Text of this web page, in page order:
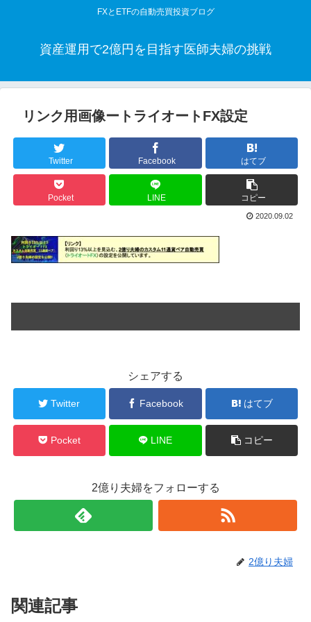
FXとETFの自動売買投資ブログ
資産運用で2億円を目指す医師夫婦の挑戦
リンク用画像ートライオートFX設定
Twitter Facebook はてブ
Pocket LINE コピー
2020.09.02
シェアする
Twitter Facebook はてブ
Pocket LINE コピー
2億り夫婦をフォローする
2億り夫婦
関連記事